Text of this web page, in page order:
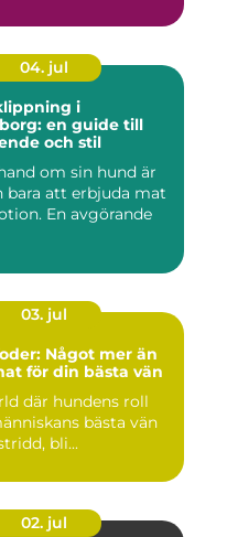
04. jul
i
en guide till
och stil
om sin hund är
bara att erbjuda mat
En avgörande
03. jul
Något mer än
för din bästa vän
där hundens roll
bästa vän
bli...
02. jul